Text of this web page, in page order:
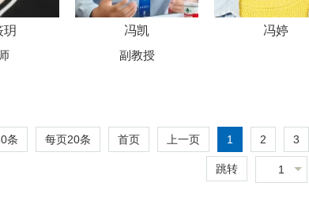
玥
冯凯
副教授
冯婷
条 每页20条 首页 上一页 1 2 3
跳转 1